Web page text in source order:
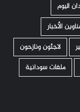
اليوم
الأخبار
لاجئون ونازحون
ملفات سودانية